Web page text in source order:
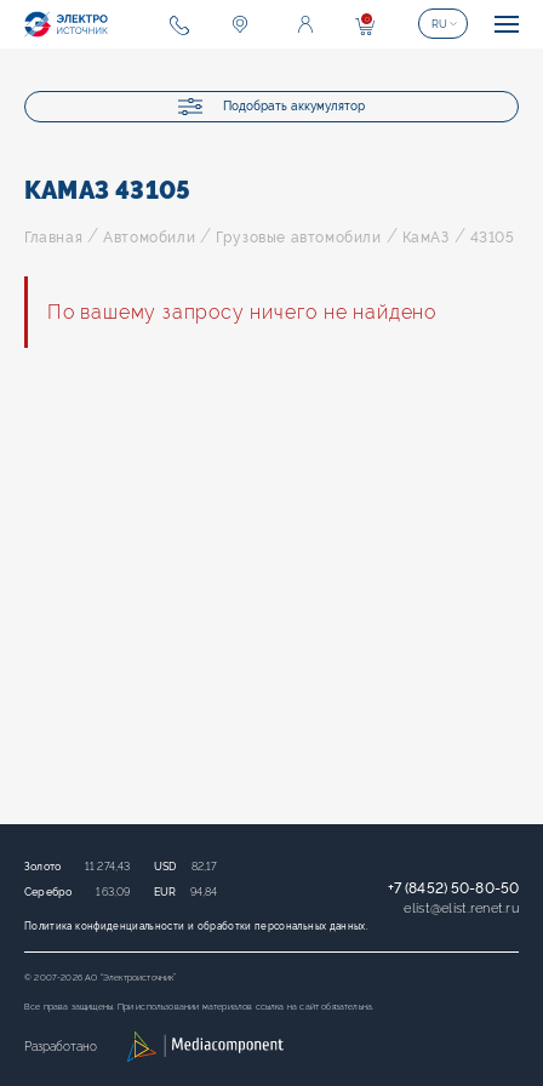
Подобрать аккумулятор
КАМАЗ 43105
Главная /Автомобили / Грузовые автомобили / КамАЗ / 43105
По вашему запросу ничего не найдено
Политика конфиденциальности и обработки персональных данных.
Золото 11 274,43
Серебро 163,09
USD 82,17
EUR 94,84 +7 (8452) 50-80-50
elist@elist.renet.ru
© 2007-2026 АО “Электроисточник”
Все права защищены. При использовании материалов ссылка на сайт обязательна.
Разработано
0 RU